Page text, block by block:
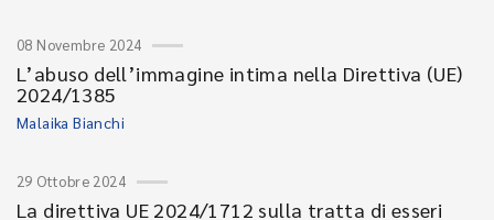
08 Novembre 2024
L’abuso dell’immagine intima nella Direttiva (UE)
2024/1385
Malaika Bianchi
29 Ottobre 2024
La direttiva UE 2024/1712 sulla tratta di esseri